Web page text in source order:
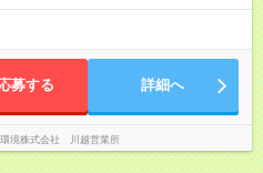
の間で10日程度勤務 ※上記時間内で
ましたら、帰宅可能です◎ ※家庭都合の
募する 詳細へ
境株式会社 川越営業所